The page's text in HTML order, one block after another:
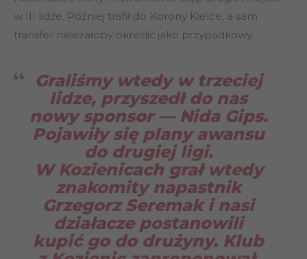
w III lidze. Później trafił do Korony Kielce, a sam
transfer należałoby określić jako przypadkowy.
Graliśmy wtedy w trzeciej
lidze, przyszedł do nas
nowy sponsor — Nida Gips.
Pojawiły się plany awansu
do drugiej ligi.
W Kozienicach grał wtedy
znakomity napastnik
Grzegorz Seremak i nasi
działacze postanowili
kupić go do drużyny. Klub